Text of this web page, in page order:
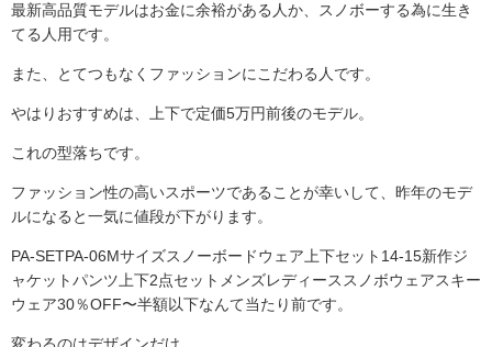
最新高品質モデルはお金に余裕がある人か、スノボーする為に生き
てる人用です。
また、とてつもなくファッションにこだわる人です。
やはりおすすめは、上下で定価5万円前後のモデル。
これの型落ちです。
ファッション性の高いスポーツであることが幸いして、昨年のモデ
ルになると一気に値段が下がります。
PA-SETPA-06Mサイズスノーボードウェア上下セット14-15新作ジ
ャケットパンツ上下2点セットメンズレディーススノボウェアスキー
ウェア30％OFF〜半額以下なんて当たり前です。